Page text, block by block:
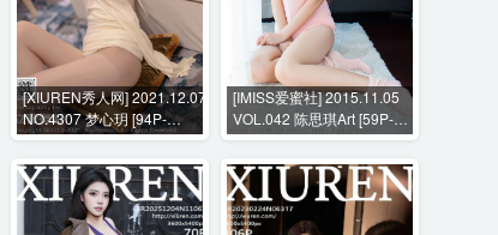
[XIUREN秀人网] 2021.12.07
NO.4307 梦心玥 [94P-
775MB]
[IMISS爱蜜社] 2015.11.05
VOL.042 陈思琪Art [59P-
204MB]